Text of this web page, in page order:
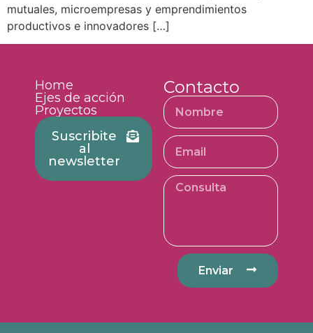
mutuales, microempresas y emprendimientos
productivos e innovadores […]
Home
Ejes de acción
Proyectos
Suscribite
al
newsletter
Contacto
Enviar